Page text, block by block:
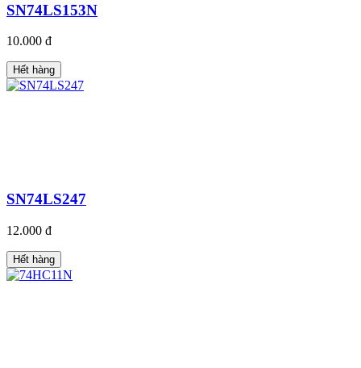
SN74LS153N
10.000 đ
Hết hàng
SN74LS247
12.000 đ
Hết hàng